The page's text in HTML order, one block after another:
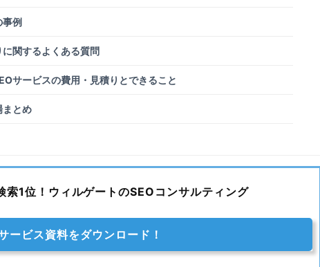
事例
関するよくある質問
サービスの費用・見積りとできること
まとめ
索1位！ウィルゲートのSEOコンサルティング
ービス資料をダウンロード！